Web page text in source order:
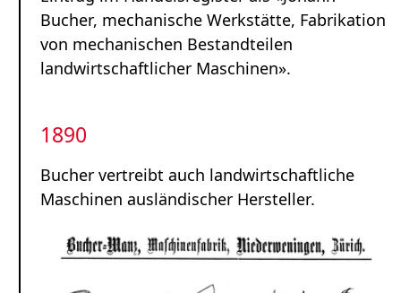
Bucher, mechanische Werkstätte, Fabrikation
von mechanischen Bestandteilen
landwirtschaftlicher Maschinen».
1890
Bucher vertreibt auch landwirtschaftliche
Maschinen ausländischer Hersteller.